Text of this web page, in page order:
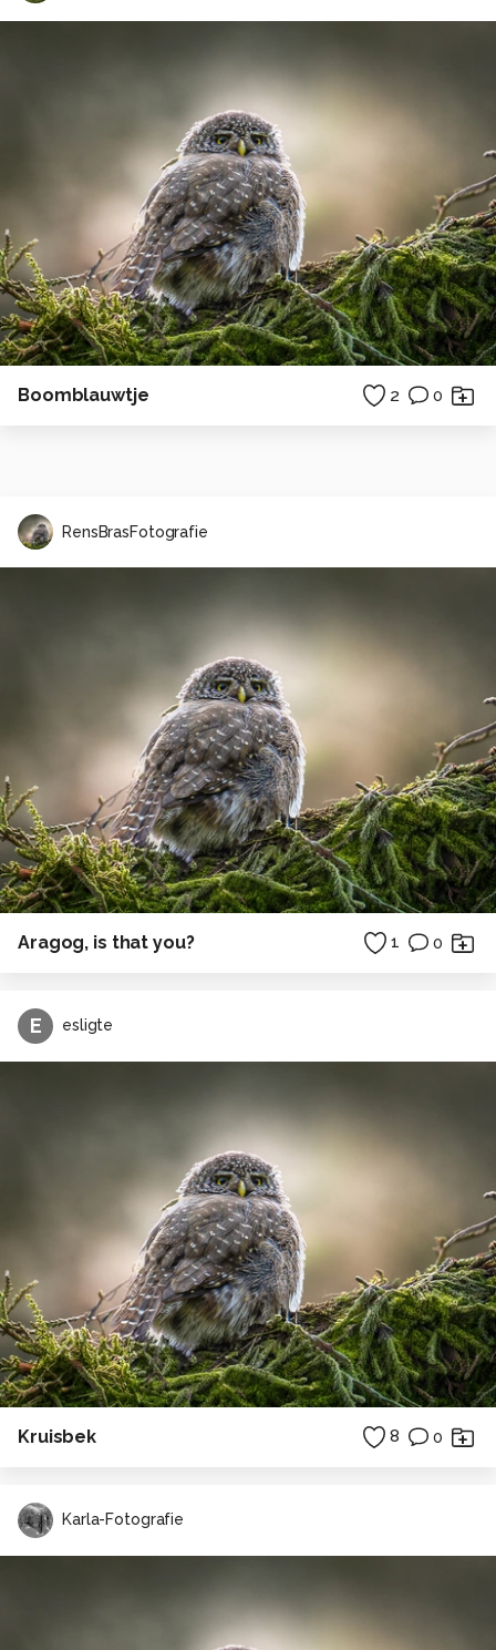
Boomblauwtje 2 0
RensBrasFotografie
Aragog, is that you? 1 0
E esligte
Kruisbek 8 0
Karla-Fotografie